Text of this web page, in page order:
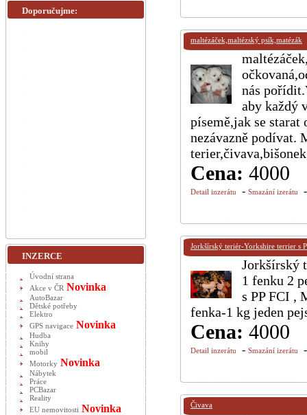
maltézáček,maltézský psík,matézák
nás
aby každý
písemě,jak se starat
nezávazně podívat.
Cena: 4000
Detail inzerátu - Smazání izerátu
Jorkšírský teriér-Yorkshire terrier s
Jorkšírský
1 fenku 2
s PP FCI ,
fenka-1 kg jeden
Cena: 4000
Detail inzerátu - Smazání izerátu
Čivava
Doporučujme:
INZERCE
Úvodní strana
Akce v ČR Novinka
AutoBazar
Dětské potřeby
Elektro
GPS navigace Novinka
Hudba
Knihy
mobil
Motorky Novinka
Nábytek
Práce
PCBazar
Reality
EU nemovitosti Novinka